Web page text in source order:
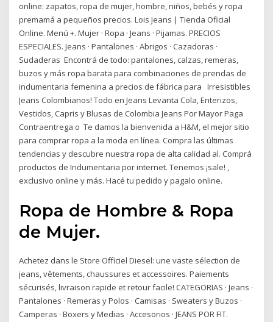
online: zapatos, ropa de mujer, hombre, niños, bebés y ropa
premamá a pequeños precios. Lois Jeans | Tienda Oficial
Online. Menú +. Mujer · Ropa · Jeans · Pijamas. PRECIOS
ESPECIALES. Jeans · Pantalones · Abrigos · Cazadoras ·
Sudaderas Encontrá de todo: pantalones, calzas, remeras,
buzos y más ropa barata para combinaciones de prendas de
indumentaria femenina a precios de fábrica para Irresistibles
Jeans Colombianos! Todo en Jeans Levanta Cola, Enterizos,
Vestidos, Capris y Blusas de Colombia Jeans Por Mayor Paga
Contraentrega o Te damos la bienvenida a H&M, el mejor sitio
para comprar ropa a la moda en línea. Compra las últimas
tendencias y descubre nuestra ropa de alta calidad al. Comprá
productos de Indumentaria por internet. Tenemos ¡sale! ,
exclusivo online y más. Hacé tu pedido y pagalo online.
Ropa de Hombre & Ropa
de Mujer.
Achetez dans le Store Officiel Diesel: une vaste sélection de
jeans, vêtements, chaussures et accessoires. Paiements
sécurisés, livraison rapide et retour facile! CATEGORIAS · Jeans ·
Pantalones · Remeras y Polos · Camisas · Sweaters y Buzos ·
Camperas · Boxers y Medias · Accesorios · JEANS POR FIT.